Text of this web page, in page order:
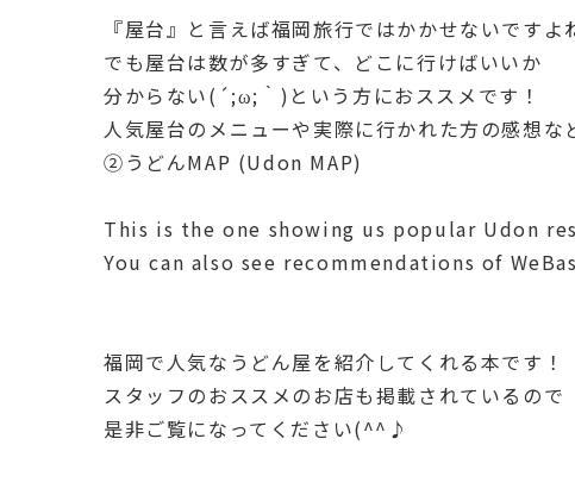
『屋台』と言えば福岡旅行ではかかせないですよ
でも屋台は数が多すぎて、どこに行けばいいか
分からない(´;ω;｀)という方におススメです！
人気屋台のメニューや実際に行かれた方の感想な
②うどんMAP (Udon MAP)
This is the one showing us popular Udon
You can also see recommendations of
福岡で人気なうどん屋を紹介してくれる本です！
スタッフのおススメのお店も掲載されているので
是非ご覧になってください(^^♪